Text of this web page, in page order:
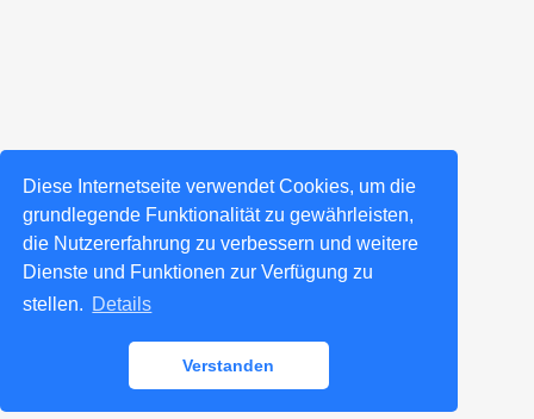
Diese Internetseite verwendet Cookies, um die
grundlegende Funktionalität zu gewährleisten,
die Nutzererfahrung zu verbessern und weitere
Dienste und Funktionen zur Verfügung zu
stellen. Details
Verstanden